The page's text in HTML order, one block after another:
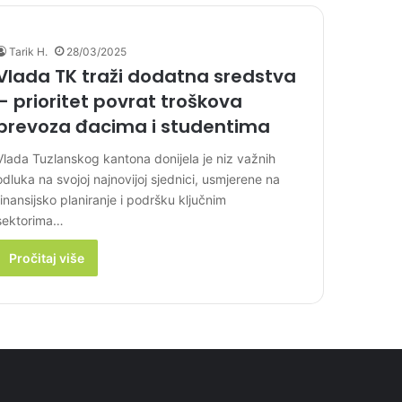
Tarik H. 28/03/2025
TK traži dodatna sredstva
prioritet povrat troškova
đacima i studentima
Tuzlanskog kantona donijela je niz važnih
na svojoj najnovijoj sjednici, usmjerene na
planiranje i podršku ključnim
Pročitaj više